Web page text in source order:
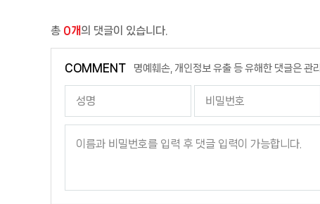
총 0개의 댓글이 있습니다.
COMMENT 명예훼손, 개인정보 유출 등 유해한 댓글은 관